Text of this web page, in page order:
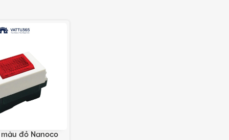
CHỌNđỏ Nanoco